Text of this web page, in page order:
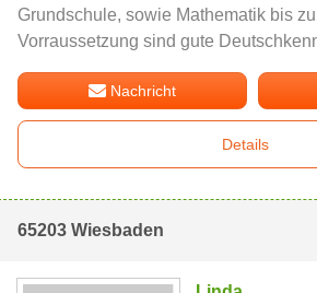
Grundschule, sowie Mathematik bis
Vorraussetzung sind gute
Nachricht
Details
65203 Wiesbaden